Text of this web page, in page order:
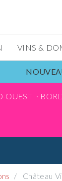
VINS &
OUEST
Château